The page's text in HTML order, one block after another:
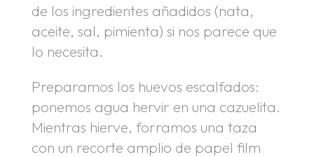
de los ingredientes añadidos (nata,
aceite, sal, pimienta) si nos parece que
lo necesita.
Preparamos los huevos escalfados:
ponemos agua hervir en una cazuelita.
Mientras hierve, forramos una taza
con un recorte amplio de papel film